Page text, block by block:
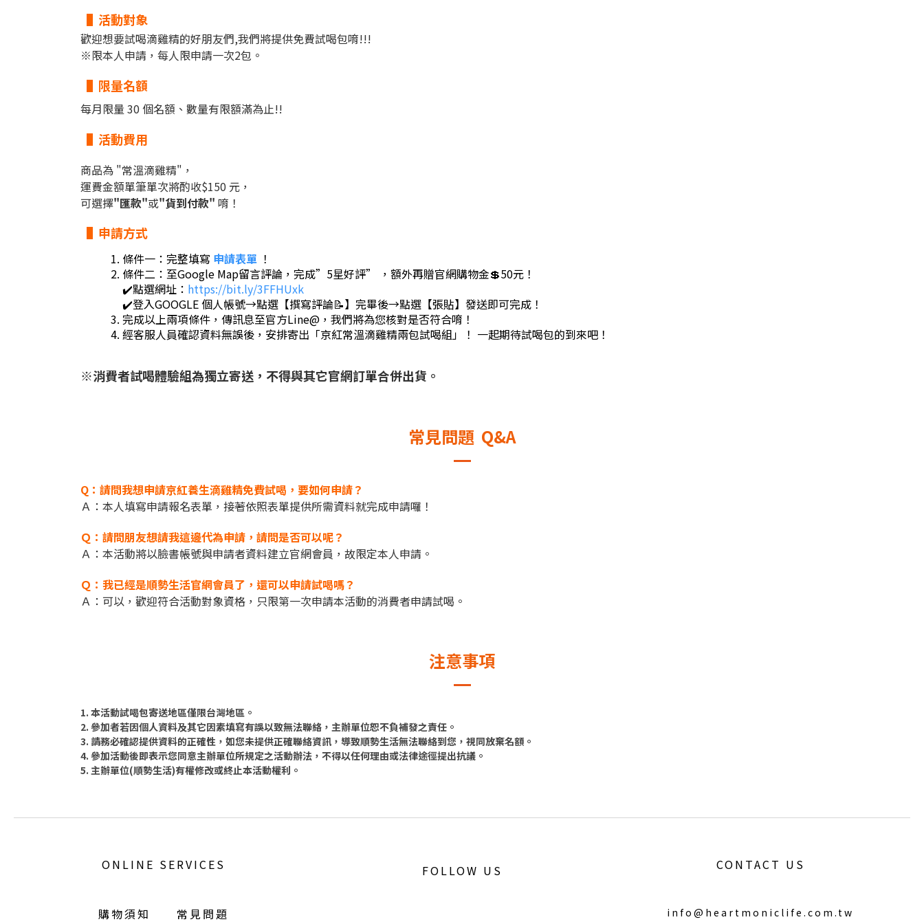
▐ 活動對象
歡迎想要試喝滴雞精的好朋友們,我們將提供免費試喝包唷!!!
※限本人申請，每人限申請一次2包。
▐ 限量名額
每月限量 30 個名額、數量有限額滿為止!!
▐ 活動費用
商品為 "常溫滴雞精"，
運費金額單筆單次將酌收$150 元，
可選擇"匯款"或"貨到付款" 唷！
▐ 申請方式
條件一：完整填寫 申請表單 ！
條件二：至Google Map留言評論，完成”5星好評” ，額外再贈官網購物金💲50元！
✔️點選網址： https://bit.ly/3FFHUxk
✔️登入GOOGLE 個人帳號→點選【撰寫評論📝】完畢後→點選【張貼】發送即可完成！
完成以上兩項條件，傳訊息至官方Line@，我們將為您核對是否符合唷！
經客服人員確認資料無誤後，安排寄出「京紅常溫滴雞精兩包試喝組」！ 一起期待試喝包的到來吧！
※消費者試喝體驗組為獨立寄送，不得與其它官網訂單合併出貨。
常見問題 Q&A
Q：請問我想申請京紅養生滴雞精免費試喝，要如何申請？
Ａ：本人填寫申請報名表單，接著依照表單提供所需資料就完成申請囉！
Ｑ：請問朋友想請我這邊代為申請，請問是否可以呢？
Ａ：本活動將以臉書帳號與申請者資料建立官網會員，故限定本人申請。
Ｑ：我已經是順勢生活官網會員了，還可以申請試喝嗎？
Ａ：可以，歡迎符合活動對象資格，只限第一次申請本活動的消費者申請試喝。
注意事項
1. 本活動試喝包寄送地區僅限台灣地區。
2. 參加者若因個人資料及其它因素填寫有誤以致無法聯絡，主辦單位恕不負補發之責任。
3. 請務必確認提供資料的正確性，如您未提供正確聯絡資訊，導致順勢生活無法聯絡到您，視同放棄名額。
4. 參加活動後即表示您同意主辦單位所規定之活動辦法，不得以任何理由或法律途徑提出抗議。
5. 主辦單位(順勢生活)有權修改或終止本活動權利。
ONLINE SERVICES
購物須知 常見問題
FOLLOW US CONTACT US
info@heartmoniclife.com.tw